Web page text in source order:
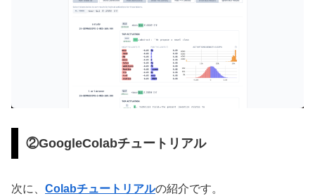
②GoogleColabチュートリアル
次に、 Colabチュートリアルの紹介です。